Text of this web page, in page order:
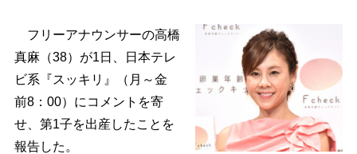
フリーアナウンサーの高橋
真麻（38）が1日、日本テレ
ビ系『スッキリ』（月～金
前8：00）にコメントを寄
せ、第1子を出産したことを
報告した。